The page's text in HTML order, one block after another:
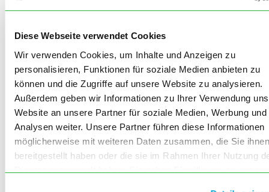
Diese Webseite verwendet Cookies
Wir verwenden Cookies, um Inhalte und Anzeigen zu
personalisieren, Funktionen für soziale Medien anbieten zu
können und die Zugriffe auf unsere Website zu analysieren.
Außerdem geben wir Informationen zu Ihrer Verwendung
Website an unsere Partner für soziale Medien, Werbung und
Analysen weiter. Unsere Partner führen diese Informationen
möglicherweise mit weiteren Daten zusammen, die Sie ihnen
bereitgestellt haben oder die sie im Rahmen Ihrer Nutzung
Dienste gesammelt haben. Sie geben Einwilligung zu
unvernünftig. Um Seuchen und auch endemische
bekanntlich auf Hygiene und warb für eine solide
Trinkwasserversorgung und Abwasserbeseitigung. Um teure
Wirtschaftskrisen als Folge der Seuchenabwehr zu
vermeiden, ­plädierte er gleichzeitig eindringlich für den
freien Verkehr und eine liberale Industriegesellschaft mit
offenen Grenzen, auch in gefährlichen Zeiten. In seinen
Schriften zur Cholera erhob Pettenkofer 1865 Handel und
Verkehr in den Rang der „bedeutendsten“ Einrichtungen der
Menschheit, die es mit aller Kraft und – wie er sich